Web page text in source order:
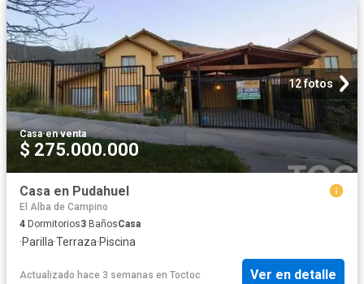
12 fotos
Casa·en venta
$ 275.000.000
Casa en Pudahuel
El Alba de Campino
4 Dormitorios3 BañosCasa
·Parilla·Terraza·Piscina
Actualizado hace 3 semanas en Toctoc Ver en detalle